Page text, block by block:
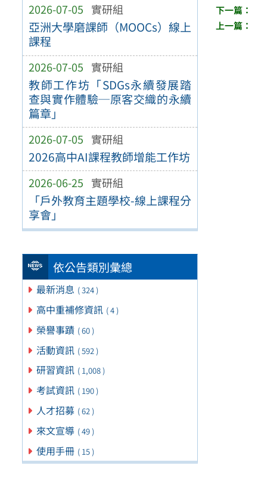
2026-07-05 實研組
亞洲大學磨課師（MOOCs）線上
課程
2026-07-05 實研組
教師工作坊「SDGs永續發展踏
查與實作體驗─原客交織的永續
篇章」
2026-07-05 實研組
2026高中AI課程教師增能工作坊
2026-06-25 實研組
「戶外教育主題學校-線上課程分
享會」
依公告類別彙總
最新消息 ( 324 )
高中重補修資訊 ( 4 )
榮譽事蹟 ( 60 )
活動資訊 ( 592 )
研習資訊 ( 1,008 )
考試資訊 ( 190 )
人才招募 ( 62 )
來文宣導 ( 49 )
使用手冊 ( 15 )